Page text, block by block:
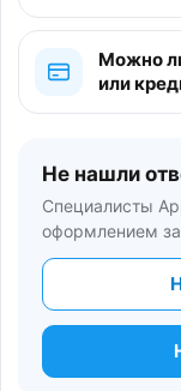
Можно
или
Не нашли
Специалисты
оформлением